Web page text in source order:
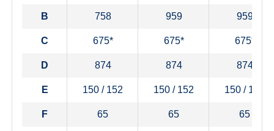
B 758 959 959
C 675* 675* 675*
D 874 874 874
E 150 / 152 150 / 152 150 / 152
F 65 65 65